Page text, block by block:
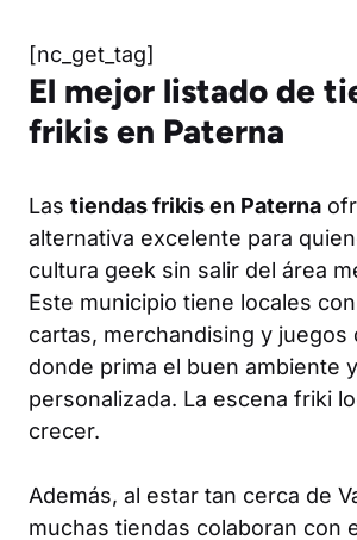
[nc_get_tag]
El mejor listado de
frikis en Paterna
Las tiendas frikis en Paterna
alternativa excelente para
cultura geek sin salir del área
Este municipio tiene locales
cartas, merchandising y juegos
donde prima el buen ambiente
personalizada. La escena friki
crecer.
Además, al estar tan cerca de
muchas tiendas colaboran con